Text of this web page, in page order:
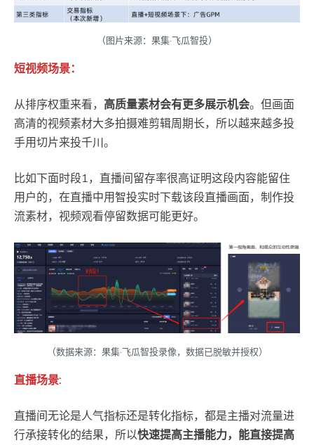
（图片来源：果集·飞瓜智投）
短视频场景：
从排序权重来看， 高质量素材会有更多展示机会。但画面
高清的视频素材大多拍摄难剪辑周期长，所以越来越多投
手用切片来投千川。
比如下面时段1，直播间留存率很高证明这段内容能留住
用户的，在直播中用智投实时下载该段直播画面，制作投
流素材，视频观看停留数据可能更好。
（数据来源：果集·飞瓜智投录像，数据已脱敏并授权）
直播场景:
直播间无论是人气指标还是转化指标，都是主播对流量进
行承接转化的结果，所以快速提高主播能力，能直接提高